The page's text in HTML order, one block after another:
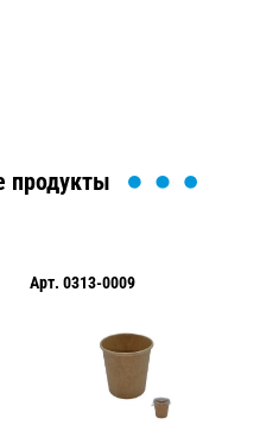
продукты
Арт. 0313-0009